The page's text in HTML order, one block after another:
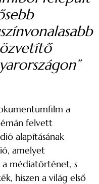
a
felvett
alapításának
amelyet
a médiatörténet, s
hiszen a világ első